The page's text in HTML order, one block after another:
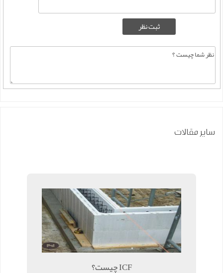
سایر مقالات
ICF چیست؟